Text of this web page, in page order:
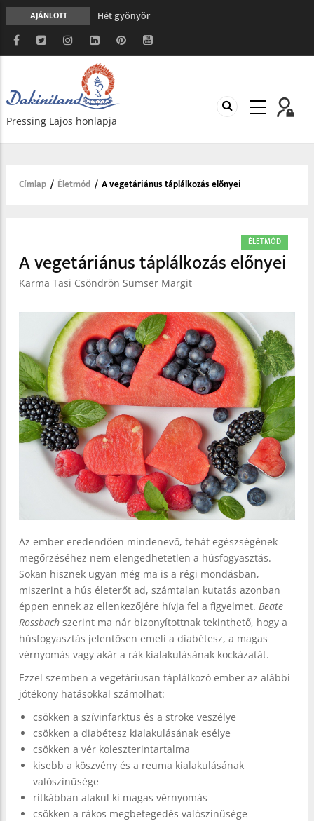
AJÁNLOTT
Hét gyönyör
A gondolatok átalakításának nyolc versszaka
Meghalni teljesen biztonságos
Minden más, mint aminek látszik
Vég nélküli leborulás
Pressing Lajos honlapja
Morzsa
Címlap / Életmód / A vegetáriánus táplálkozás előnyei
ÉLETMÓD
A vegetáriánus táplálkozás előnyei
Karma Tasi Csöndrön Sumser Margit
Az ember eredendően mindenevő, tehát egészségének
megőrzéséhez nem elengedhetetlen a húsfogyasztás.
Sokan hisznek ugyan még ma is a régi mondásban,
miszerint a hús életerőt ad, számtalan kutatás azonban
éppen ennek az ellenkezőjére hívja fel a figyelmet. Beate
Rossbach szerint ma nár bizonyítottnak tekinthető, hogy a
húsfogyasztás jelentősen emeli a diabétesz, a magas
vérnyomás vagy akár a rák kialakulásának kockázatát.
Ezzel szemben a vegetáriusan táplálkozó ember az alábbi
jótékony hatásokkal számolhat:
csökken a szívinfarktus és a stroke veszélye
csökken a diabétesz kialakulásának esélye
csökken a vér koleszterintartalma
kisebb a köszvény és a reuma kialakulásának
valószínűsége
ritkábban alakul ki magas vérnyomás
csökken a rákos megbetegedés valószínűsége